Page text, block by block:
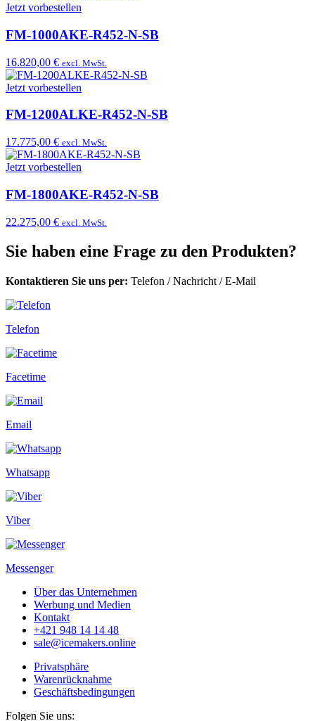
Jetzt vorbestellen
FM-1000AKE-R452-N-SB
16.820,00 € excl. MwSt.
Jetzt vorbestellen
FM-1200ALKE-R452-N-SB
17.775,00 € excl. MwSt.
Jetzt vorbestellen
FM-1800AKE-R452-N-SB
22.275,00 € excl. MwSt.
Sie haben eine Frage zu den Produkten?
Kontaktieren Sie uns per: Telefon /Nachricht /E-Mail
Telefon
Facetime
Email
Whatsapp
Viber
Messenger
Über das Unternehmen
Werbung und Medien
Kontakt
+421 948 14 14 48
sale@icemakers.online
Privatsphäre
Warenrücknahme
Geschäftsbedingungen
Folgen Sie uns: